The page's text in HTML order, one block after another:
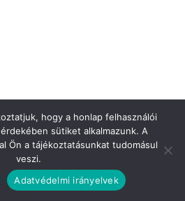
hogy a honlap felhasználói
sütiket alkalmazunk. A
Ön a tájékoztatásunkat tudomásul
veszi.
Adatvédelmi irányelvek